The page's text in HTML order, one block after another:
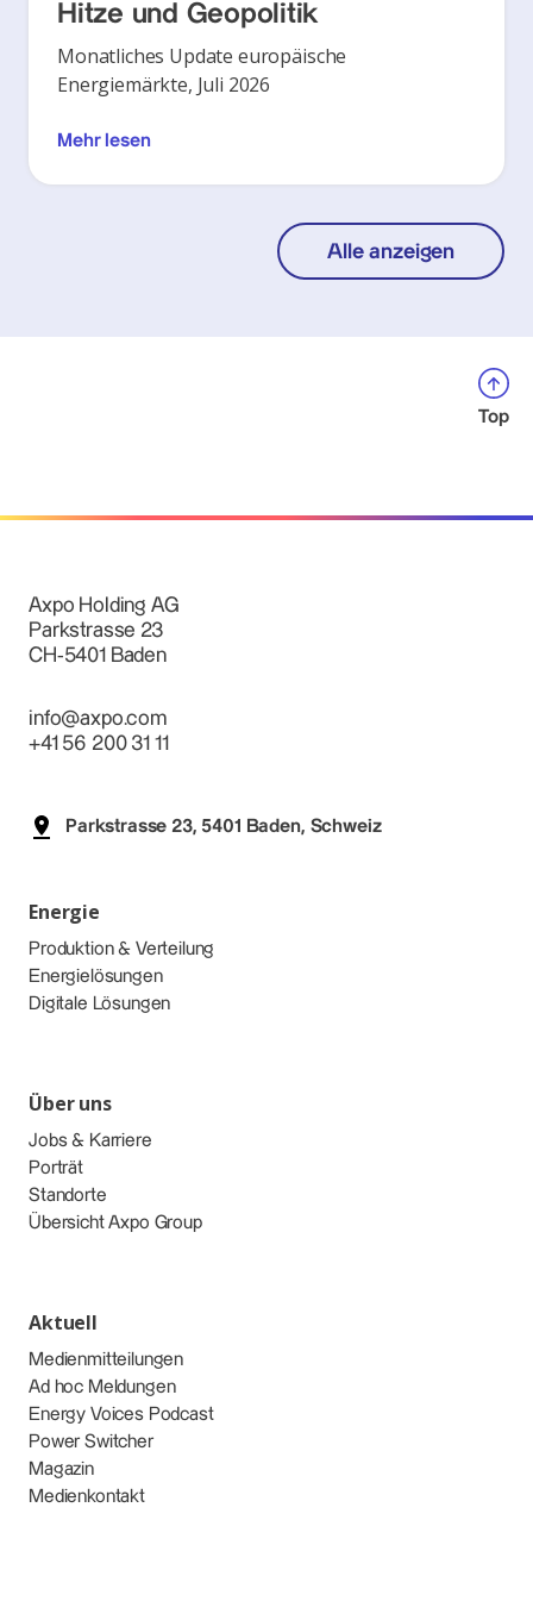
Hitze und Geopolitik
Monatliches Update europäische
Energiemärkte, Juli 2026
Mehr lesen
Alle anzeigen
Top
Axpo Holding AG
Parkstrasse 23
CH-5401 Baden
info@axpo.com
+41 56 200 31 11
Parkstrasse 23, 5401 Baden, Schweiz
Energie
Produktion & Verteilung
Energielösungen
Digitale Lösungen
Über uns
Jobs & Karriere
Porträt
Standorte
Übersicht Axpo Group
Aktuell
Medienmitteilungen
Ad hoc Meldungen
Energy Voices Podcast
Power Switcher
Magazin
Medienkontakt